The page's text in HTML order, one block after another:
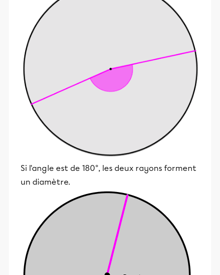
Si l'angle est de 180°, les deux rayons forment
un diamètre.